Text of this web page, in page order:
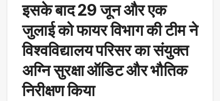
इसके बाद 29 जून और एक
जुलाई को फायर विभाग की टीम ने
विश्वविद्यालय परिसर का संयुक्त
अग्नि सुरक्षा ऑडिट और भौतिक
निरीक्षण किया